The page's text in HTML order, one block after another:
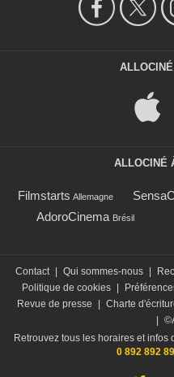
ALLOCINÉ
Filmstarts Allemagne
AdoroCinema Brésil
Contact | Qui sommes-nous |
Politique de cookies |
Revue de presse
| Charte
|
Retrouvez tous les horaires et infos
0 892 892